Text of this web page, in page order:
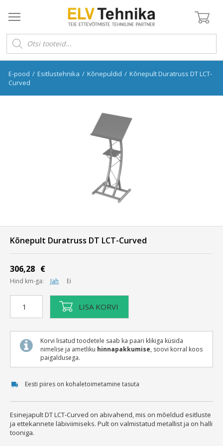
Products
search
E-pood / Esitlustehnika / Kõnepuldid / Kõnepult Duratruss DT LCT-
Curved
Kõnepult Duratruss DT LCT-Curved
306,28 €
Hind km-ga: Jah Ei
Duratruss
DT
LCT-
Curved
kogus
LISA KORVI
Korvi lisatud toodetele saab ka paari klikiga küsida
nimelise ja ametliku hinnapakkumise, soovi korral koos
paigaldusega.
Eesti piires on kohaletoimetamine tasuta
Esinejapult DT LCT-Curved on abivahend, mis on mõeldud esitluste
ja ettekannete läbiviimiseks. Pult on valmistatud metallist ja on halli
tooniga.